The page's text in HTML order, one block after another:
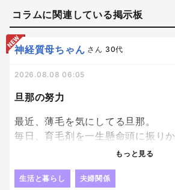
コラムに関連している掲示板
旦那の努力
神経質母ちゃん さん 30代
2026.08.08 06:05
最近、薄毛を気にしてる旦那。
毎日、育毛剤を一生懸命頭に振り
鏡とにらめっこで、じっくり髪の
もっと見る
生活と暮らし 夫婦関係